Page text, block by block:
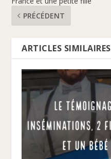
PRÉCÉDENT
ARTICLES SIMILAIRES